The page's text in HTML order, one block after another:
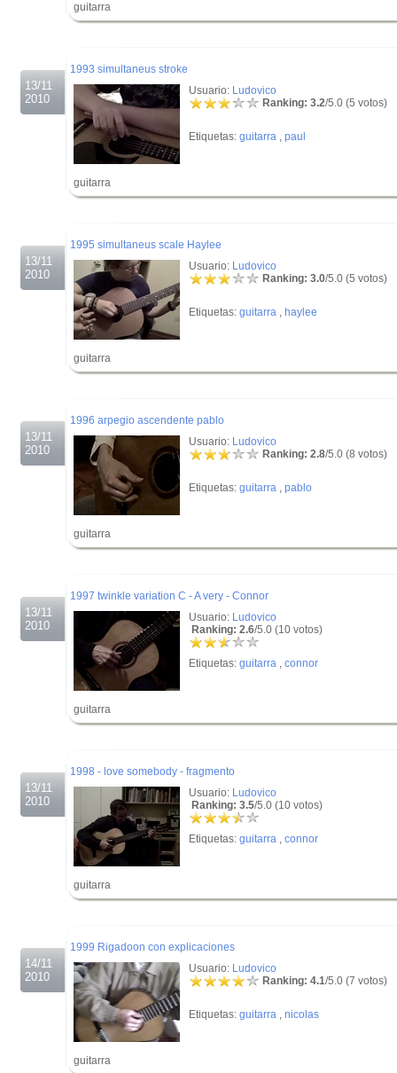
guitarra
13/11
2010
1993 simultaneus stroke
Usuario: Ludovico
Ranking: 3.2/5.0 (5 votos)
Etiquetas: guitarra , paul
guitarra
13/11
2010
1995 simultaneus scale Haylee
Usuario: Ludovico
Ranking: 3.0/5.0 (5 votos)
Etiquetas: guitarra , haylee
guitarra
13/11
2010
1996 arpegio ascendente pablo
Usuario: Ludovico
Ranking: 2.8/5.0 (8 votos)
Etiquetas: guitarra , pablo
guitarra
13/11
2010
1997 twinkle variation C - A very - Connor
Usuario: Ludovico
Ranking: 2.6/5.0 (10 votos)
Etiquetas: guitarra , connor
guitarra
13/11
2010
1998 - love somebody - fragmento
Usuario: Ludovico
Ranking: 3.5/5.0 (10 votos)
Etiquetas: guitarra , connor
guitarra
14/11
2010
1999 Rigadoon con explicaciones
Usuario: Ludovico
Ranking: 4.1/5.0 (7 votos)
Etiquetas: guitarra , nicolas
guitarra